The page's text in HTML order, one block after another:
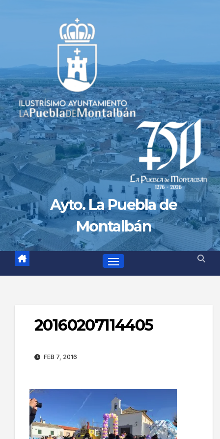
Ayto. La Puebla de
Montalbán
20160207114405
FEB 7, 2016